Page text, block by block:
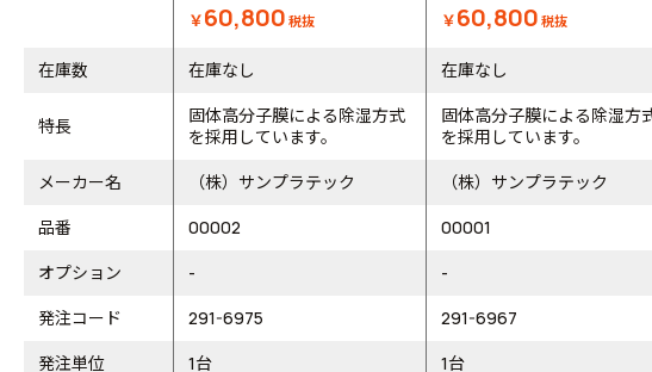
￥60,800 税抜 ￥60,800 税抜
在庫数 在庫なし 在庫なし
特長
固体高分子膜による除湿方式
を採用しています。
固体高分子膜による除湿方
を採用しています。
メーカー名
（株）サンプラテック
（株）サンプラテック
品番
00002
00001
オプション
-
-
発注コード
291-6975
291-6967
発注単位
1台
1台